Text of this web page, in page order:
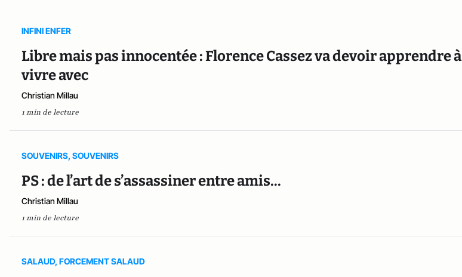
INFINI ENFER
Libre mais pas innocentée : Florence Cassez va devoir apprendre à
vivre avec
Christian Millau
1 min de lecture
SOUVENIRS, SOUVENIRS
PS : de l’art de s’assassiner entre amis...
Christian Millau
1 min de lecture
SALAUD, FORCEMENT SALAUD